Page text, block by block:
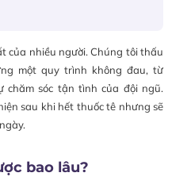
của nhiều người. Chúng tôi thấu
một quy trình không đau, từ
chăm sóc tận tình của đội ngũ.
sau khi hết thuốc tê nhưng sẽ
bao lâu?